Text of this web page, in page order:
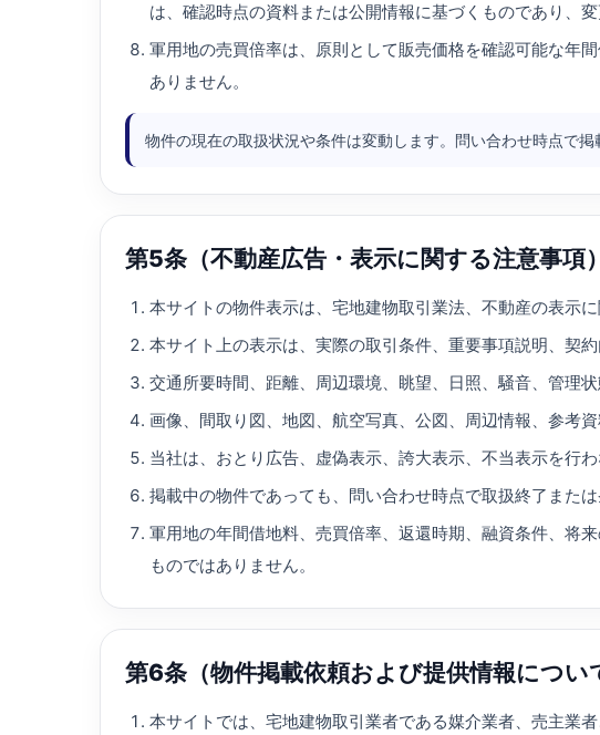
は、確認時点の資料または公開情報に基づくものであり、変
軍用地の売買倍率は、原則として販売価格を確認可能な年
ありません。
物件の現在の取扱状況や条件は変動します。問い合わせ時点で
第5条（不動産広告・表示に関する注意事項）
本サイトの物件表示は、宅地建物取引業法、不動産の表示
本サイト上の表示は、実際の取引条件、重要事項説明、契
交通所要時間、距離、周辺環境、眺望、日照、騒音、管理
画像、間取り図、地図、航空写真、公図、周辺情報、参考
当社は、おとり広告、虚偽表示、誇大表示、不当表示を行
掲載中の物件であっても、問い合わせ時点で取扱終了また
軍用地の年間借地料、売買倍率、返還時期、融資条件、将
ものではありません。
第6条（物件掲載依頼および提供情報につい
本サイトでは、宅地建物取引業者である媒介業者、売主業